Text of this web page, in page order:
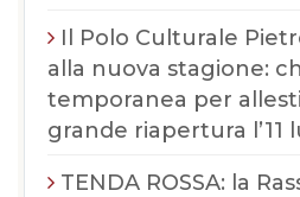
Il Polo Culturale
alla nuova stagione:
temporanea per
grande riapertura l’11
TENDA ROSSA: la